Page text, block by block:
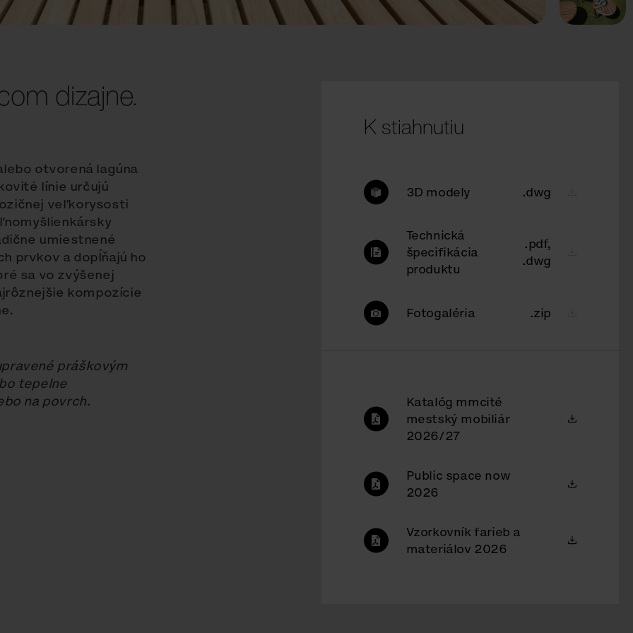
dizajne.
otvorená lagúna
línie určujú
veľkorysosti
umiestnené
prvkov a dopĺňajú ho
sa vo zvýšenej
kompozície
práškovým
tepelne
na povrch.
K stiahnutiu
3D modely .dwg
Technická
špecifikácia
produktu
.pdf,
.dwg
Fotogaléria .zip
Katalóg mmcité
mestský mobiliár
2026/27
Public space now
2026
Vzorkovník farieb a
materiálov 2026